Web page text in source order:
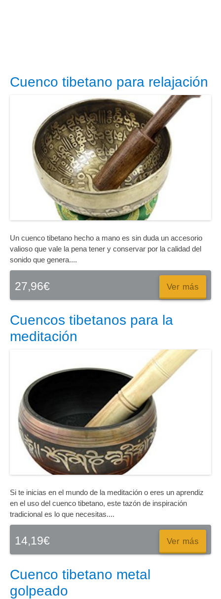
Cuenco tibetano para relajación
Un cuenco tibetano hecho a mano es sin duda un accesorio
valioso que vale la pena tener y conservar por la calidad del
sonido que genera....
27,96€ Ver más
Cuencos tibetanos para la
meditación
Si te inicias en el mundo de la meditación o eres un aprendiz
en el uso del cuenco tibetano, este tazón de inspiración
tradicional es lo que necesitas....
14,19€ Ver más
Cuenco tibetano metal
golpeado